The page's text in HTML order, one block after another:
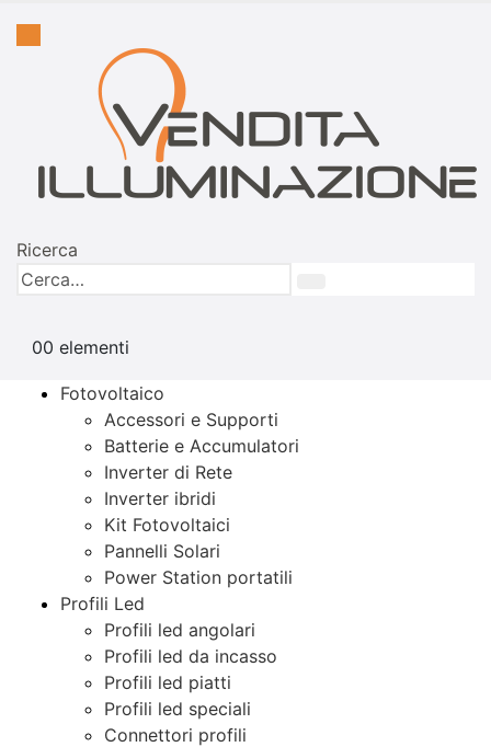
Ricerca
00 elementi
Fotovoltaico
Accessori e Supporti
Batterie e Accumulatori
Inverter di Rete
Inverter ibridi
Kit Fotovoltaici
Pannelli Solari
Power Station portatili
Profili Led
Profili led angolari
Profili led da incasso
Profili led piatti
Profili led speciali
Connettori profili